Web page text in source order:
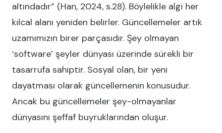
altındadır” (Han, 2024, s.28). Böylelikle algı her
kılcal alanı yeniden belirler. Güncellemeler artık
uzamımızın birer parçasıdır. Şey olmayan
‘software’ şeyler dünyası üzerinde sürekli bir
tasarrufa sahiptir. Sosyal olan, bir yeni
dayatması olarak güncellemenin konusudur.
Ancak bu güncellemeler şey-olmayanlar
dünyasını şeffaf buyruklarından oluşur.